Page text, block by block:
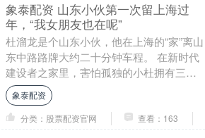
象泰配资 山东小伙第一次留上海过
年，“我女朋友也在呢”
杜溜龙是个山东小伙，他在上海的“家”离山
东中路路牌大约二十分钟车程。 在新时代
建设者之家里，害怕孤独的小杜拥有三个
舍友。几人没事儿一起出去吃吃饭，打打
游戏，或者....
象泰配资
分类：股票配资官网
查看：163